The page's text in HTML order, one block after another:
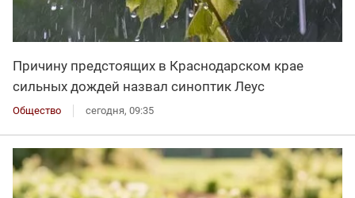
Причину предстоящих в Краснодарском крае
сильных дождей назвал синоптик Леус
Общество сегодня, 09:35